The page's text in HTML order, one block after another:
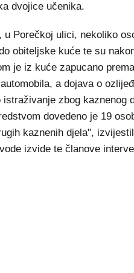
dvojice učenika.
Porečkoj ulici, nekoliko
obiteljske kuće te su
je iz kuće zapucano
a dojava o
zbog kaznenog
dovedeno je 19
kaznenih djela",
izvide te članove